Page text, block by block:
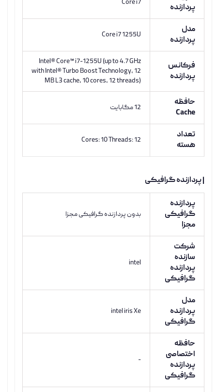
پردازنده
Core i7
مدل
پردازنده
Core i7 1255U
فرکانس
پردازنده
Intel® Core™ i7-1255U (up to 4.7 GHz
with Intel® Turbo Boost Technology, 12
MB L3 cache, 10 cores, 12 threads)
حافظه
Cache
12 مگابایت
تعداد
هسته
Cores: 10 Threads: 12
| پردازنده گرافیکی
پردازنده
گرافیکی
مجزا
بدون پردازنده گرافیکی مجزا
شرکت
سازنده
پردازنده
گرافیکی
intel
مدل
پردازنده
گرافیکی
intel iris Xe
حافظه
اختصاصی
پردازنده
گرافیکی
-